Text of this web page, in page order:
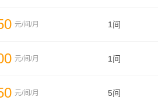
元/间/月 1间
元/间/月 1间
元/间/月 5间